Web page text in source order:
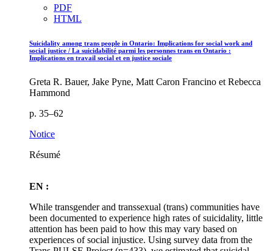
PDF
HTML
Suicidality among trans people in Ontario: Implications for social work and
social justice / La suicidabilité parmi les personnes trans en Ontario :
Implications en travail social et en justice sociale
Greta R. Bauer, Jake Pyne, Matt Caron Francino et Rebecca
Hammond
p. 35–62
Notice
Résumé
EN :
While transgender and transsexual (trans) communities have
been documented to experience high rates of suicidality, little
attention has been paid to how this may vary based on
experiences of social injustice. Using survey data from the